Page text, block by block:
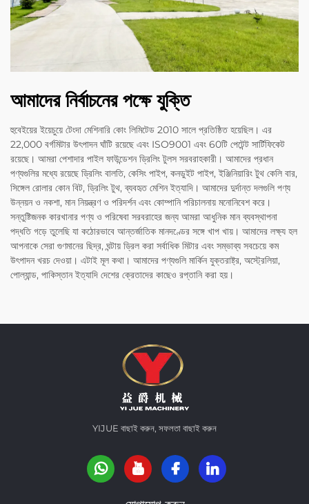
আমাদের নির্বাচনের পক্ষে যুক্তি
হুবেইয়ের ইয়েচুয়ে টেংদা মেশিনারি কোং লিমিটেড 2010 সালে প্রতিষ্ঠিত হয়েছিল। এর
22,000 বর্গমিটার উৎপাদন ঘাঁটি রয়েছে এবং ISO9001 এবং 60টি পেটেন্ট সার্টিফিকেট
রয়েছে। আমরা পেশাদার পাইল ফাউন্ডেশন ড্রিলিং টুলস সরবরাহকারী। আমাদের প্রধান
পণ্যগুলির মধ্যে রয়েছে ড্রিলিং বালতি, কেসিং পাইপ, কনডুইট পাইপ, ইঞ্জিনিয়ারিং টুথ কেলি বার,
সিঙ্গেল রোলার কোন বিট, ড্রিলিং টুথ, ব্যবহৃত মেশিন ইত্যাদি। আমাদের দুর্দান্ত দলগুলি পণ্য
উন্নয়ন ও নকশা, মান নিয়ন্ত্রণ ও পরিদর্শন এবং কোম্পানি পরিচালনায় মনোনিবেশ করে।
সন্তুষ্টিজনক কারখানার পণ্য ও পরিষেবা সরবরাহের জন্য আমরা আধুনিক মান ব্যবস্থাপনা
পদ্ধতি গড়ে তুলেছি যা কঠোরভাবে আন্তর্জাতিক মানদণ্ডের সঙ্গে খাপ খায়। আমাদের লক্ষ্য হল
আপনাকে সেরা গুণমানের ছিদ্র, ঘন্টায় ড্রিল করা সর্বাধিক মিটার এবং সম্ভাব্য সবচেয়ে কম
উৎপাদন খরচ দেওয়া। এটাই মূল কথা। আমাদের পণ্যগুলি মার্কিন যুক্তরাষ্ট্র, অস্ট্রেলিয়া,
পোল্যান্ড, পাকিস্তান ইত্যাদি দেশের ক্রেতাদের কাছেও রপ্তানি করা হয়।
YIJUE বাছাই করুন, সফলতা বাছাই করুন